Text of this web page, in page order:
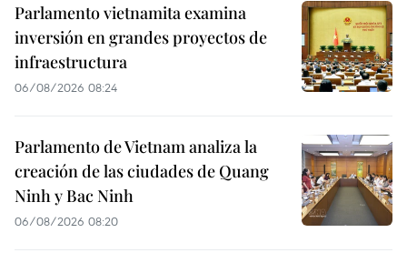
Parlamento vietnamita examina
inversión en grandes proyectos de
infraestructura
06/08/2026 08:24
Parlamento de Vietnam analiza la
creación de las ciudades de Quang
Ninh y Bac Ninh
06/08/2026 08:20